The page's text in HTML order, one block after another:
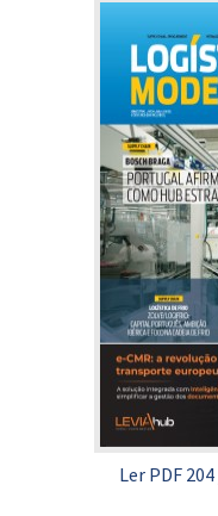
Ler PDF 204